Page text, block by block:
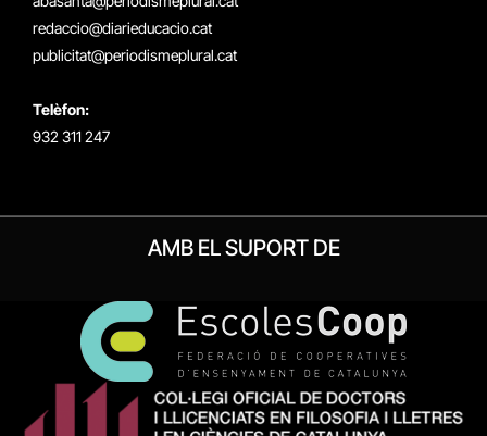
redaccio@diarieducacio.cat
publicitat@periodismeplural.cat
Telèfon:
932 311 247
AMB EL SUPORT DE